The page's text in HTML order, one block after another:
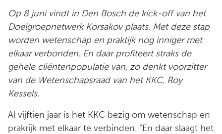
Op 8 juni vindt in Den Bosch de kick-off van het
Doelgroepnetwerk Korsakov plaats. Met deze stap
worden wetenschap en praktijk nog inniger met
elkaar verbonden. En daar profiteert straks de
gehele cliëntenpopulatie van, zo denkt voorzitter
van de Wetenschapsraad van het KKC, Roy
Kessels.
Al vijftien jaar is het KKC bezig om wetenschap en
prakrijk met elkaar te verbinden. “En daar slaagt het